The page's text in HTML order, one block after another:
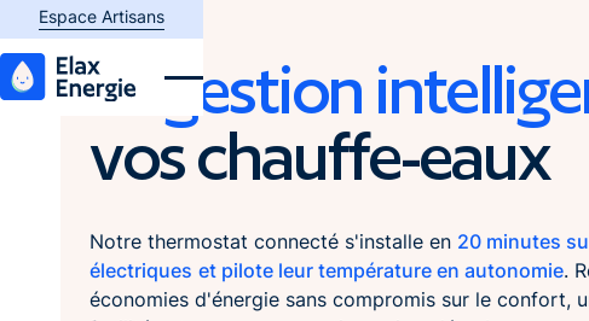
Espace plombier
Espace Artisans
La gestion
vos chauffe-eaux
Notre thermostat connecté s'installe en 20 minutes
électriques et pilote leur température en autonomie.
économies d'énergie sans compromis sur le confort,